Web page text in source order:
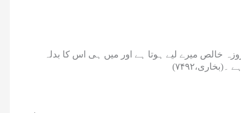
خالص میرے لیے ہوتا ہے اور میں ہی اس کا بدلہ